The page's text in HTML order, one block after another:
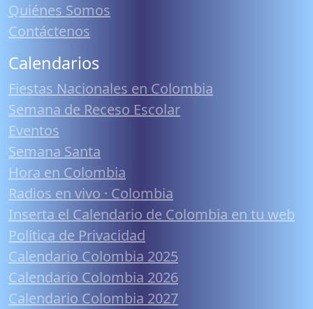
Quiénes Somos
Contáctenos
Calendarios
Fiestas Nacionales en Colombia
Semana de Receso Escolar
Eventos
Semana Santa
Hora en Colombia
Radios en vivo · Colombia
Inserta el Calendario de Colombia en tu web
Política de Privacidad
Calendario Colombia 2025
Calendario Colombia 2026
Calendario Colombia 2027